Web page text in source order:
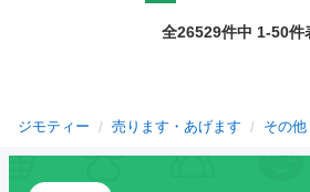
全26529件中 1-50件
ジモティー 売ります・あげます その他